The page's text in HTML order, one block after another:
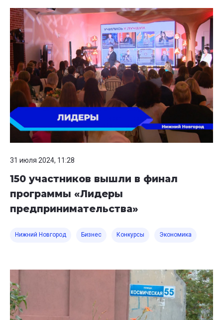
31 июля 2024, 11:28
150 участников вышли в финал
программы «Лидеры
предпринимательства»
Нижний Новгород Бизнес Конкурсы Экономика